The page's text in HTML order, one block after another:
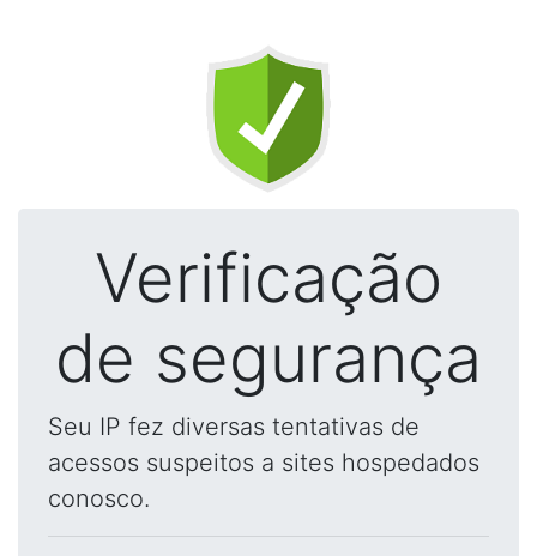
Verificação
de segurança
Seu IP fez diversas tentativas de
acessos suspeitos a sites hospedados
conosco.